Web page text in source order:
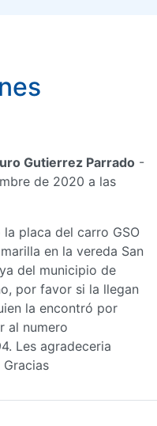
Gutierrez Parrado -
de 2020 a las
la placa del carro GSO
en la vereda San
del municipio de
por favor si la llegan
la encontró por
al numero
Les agradeceria
Gracias